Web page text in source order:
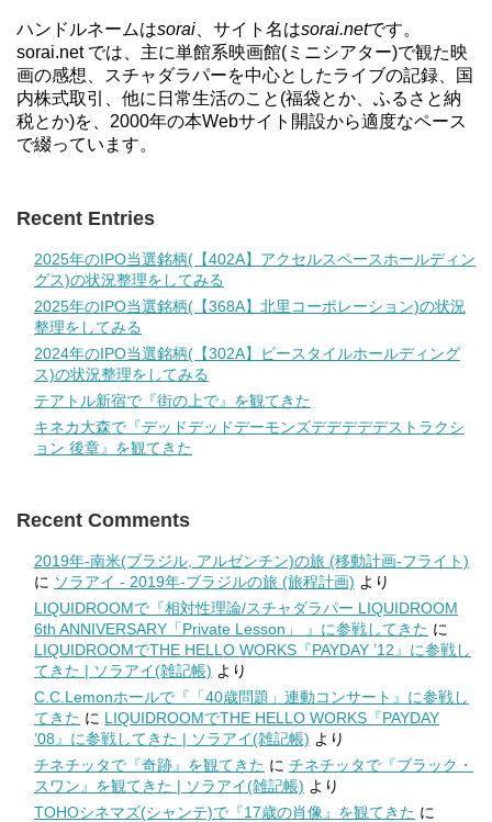
ハンドルネームはsorai 、サイト名はsorai.netです。
sorai.net では、主に単館系映画館(ミニシアター)で観た映
画の感想、スチャダラパーを中心としたライブの記録、国
内株式取引、他に日常生活のこと(福袋とか、ふるさと納
税とか)を、2000年の本Webサイト開設から適度なペース
で綴っています。
Recent Entries
2025年のIPO当選銘柄(【402A】アクセルスペースホールディン
グス)の状況整理をしてみる
2025年のIPO当選銘柄(【368A】北里コーポレーション)の状況
整理をしてみる
2024年のIPO当選銘柄(【302A】ビースタイルホールディング
ス)の状況整理をしてみる
テアトル新宿で『街の上で』を観てきた
キネカ大森で『デッドデッドデーモンズデデデデデストラクシ
ョン 後章』を観てきた
Recent Comments
2019年-南米(ブラジル, アルゼンチン)の旅 (移動計画-フライト)
に ソラアイ - 2019年-ブラジルの旅 (旅程計画) より
LIQUIDROOMで『相対性理論/スチャダラパー LIQUIDROOM
6th ANNIVERSARY「Private Lesson」 』に参戦してきた に
LIQUIDROOMでTHE HELLO WORKS『PAYDAY ’12』に参戦し
てきた | ソラアイ(雑記帳) より
C.C.Lemonホールで『「40歳問題」連動コンサート』に参戦し
てきた に LIQUIDROOMでTHE HELLO WORKS『PAYDAY
’08』に参戦してきた | ソラアイ(雑記帳) より
チネチッタで『奇跡』を観てきた に チネチッタで『ブラック・
スワン』を観てきた | ソラアイ(雑記帳) より
TOHOシネマズ(シャンテ)で『17歳の肖像』を観てきた に